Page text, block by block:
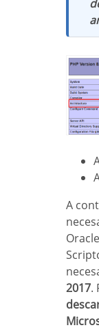
A continuación se enumeran los archivos
2017.